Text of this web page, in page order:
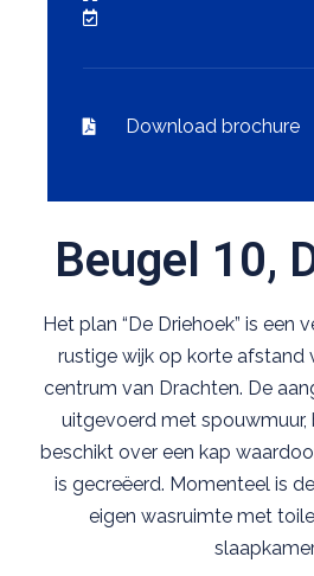
Beugel 10,
Het plan “De Driehoek” is een
rustige wijk op korte afstand
centrum van Drachten. De
uitgevoerd met spouwmuur,
beschikt over een kap
is gecreëerd. Momenteel is
eigen wasruimte met
Download brochure